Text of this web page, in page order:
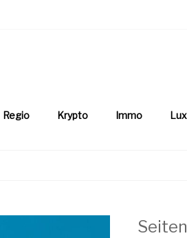
Regio Krypto Immo